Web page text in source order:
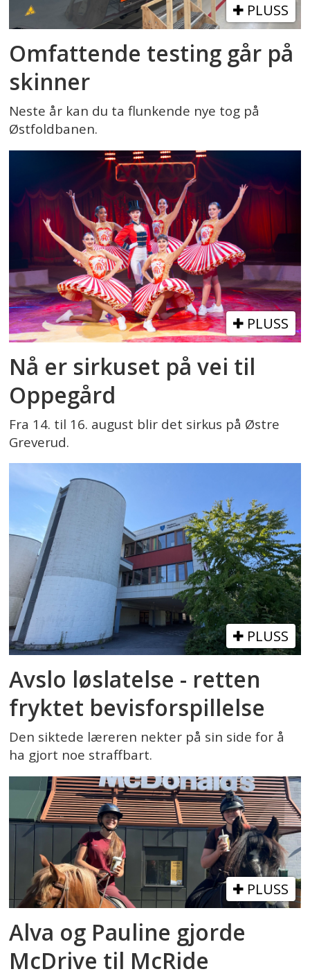
PLUSS
Omfattende testing går på
skinner
Neste år kan du ta flunkende nye tog på
Østfoldbanen.
PLUSS
Nå er sirkuset på vei til
Oppegård
Fra 14. til 16. august blir det sirkus på Østre
Greverud.
PLUSS
Avslo løslatelse - retten
fryktet bevisforspillelse
Den siktede læreren nekter på sin side for å
ha gjort noe straffbart.
PLUSS
Alva og Pauline gjorde
McDrive til McRide